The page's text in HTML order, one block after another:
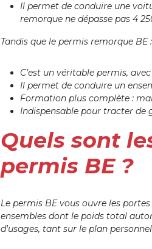
Il permet de conduire une
remorque ne dépasse pas 4
Tandis que le permis remorque BE :
C’est un véritable permis,
Il permet de conduire un
Formation plus complète :
Indispensable pour tracter de
Quels sont
permis BE ?
Le permis BE vous ouvre les
ensembles dont le poids total
d'usages, tant sur le plan